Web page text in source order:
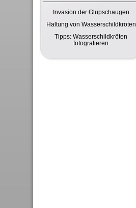
Invasion der Glupschaugen
Haltung von Wasserschildkröten
Tipps: Wasserschildkröten
fotografieren